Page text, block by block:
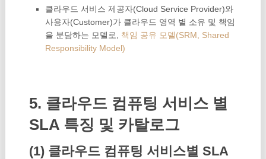
클라우드 서비스 제공자(Cloud Service Provider)와
사용자(Customer)가 클라우드 영역 별 소유 및 책임
을 분담하는 모델로, 책임 공유 모델(SRM, Shared
Responsibility Model)
5. 클라우드 컴퓨팅 서비스 별
SLA 특징 및 카탈로그
(1) 클라우드 컴퓨팅 서비스별 SLA